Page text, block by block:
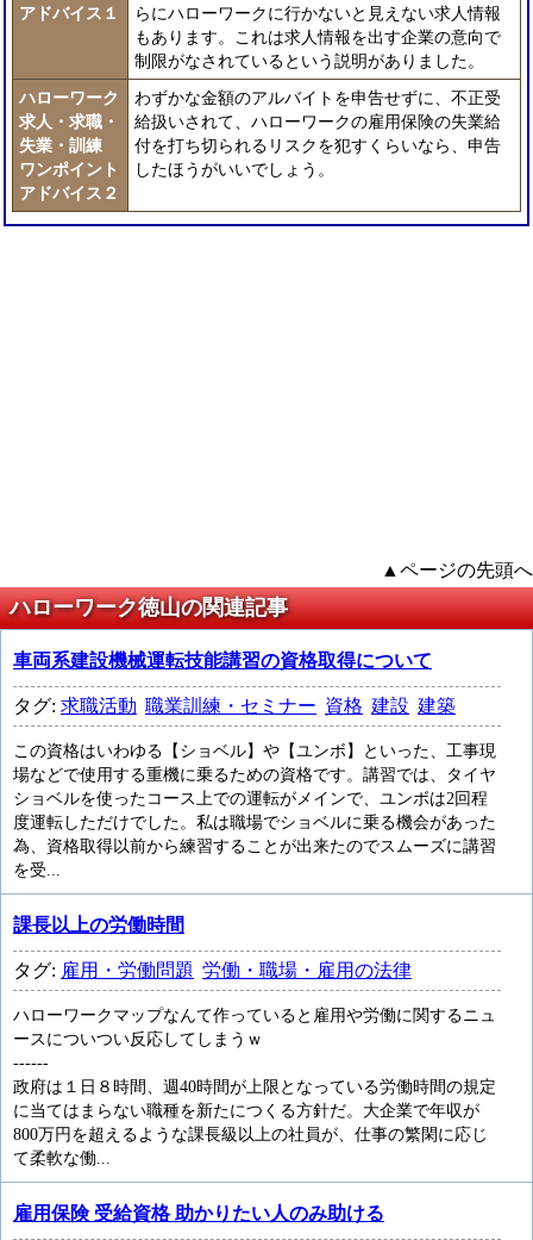
アドバイス１
らにハローワークに行かないと見えない求人情報
もあります。これは求人情報を出す企業の意向で
制限がなされているという説明がありました。
ハローワーク
求人・求職・
失業・訓練
ワンポイント
アドバイス２
わずかな金額のアルバイトを申告せずに、不正受
給扱いされて、ハローワークの雇用保険の失業給
付を打ち切られるリスクを犯すくらいなら、申告
したほうがいいでしょう。
▲ページの先頭へ
ハローワーク徳山の関連記事
車両系建設機械運転技能講習の資格取得について
タグ: 求職活動 職業訓練・セミナー 資格 建設 建築
この資格はいわゆる【ショベル】や【ユンボ】といった、工事現
場などで使用する重機に乗るための資格です。講習では、タイヤ
ショベルを使ったコース上での運転がメインで、ユンボは2回程
度運転しただけでした。私は職場でショベルに乗る機会があった
為、資格取得以前から練習することが出来たのでスムーズに講習
を受...
課長以上の労働時間
タグ: 雇用・労働問題 労働・職場・雇用の法律
ハローワークマップなんて作っていると雇用や労働に関するニュ
ースについつい反応してしまうｗ
------
政府は１日８時間、週40時間が上限となっている労働時間の規定
に当てはまらない職種を新たにつくる方針だ。大企業で年収が
800万円を超えるような課長級以上の社員が、仕事の繁閑に応じ
て柔軟な働...
雇用保険 受給資格 助かりたい人のみ助ける